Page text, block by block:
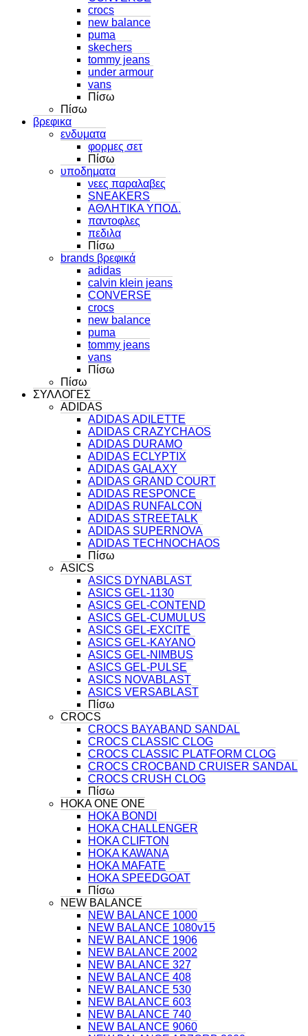
crocs
new balance
puma
skechers
tommy jeans
under armour
vans
Πίσω
Πίσω
βρεφικα
ενδυματα
φορμες σετ
Πίσω
υποδηματα
νεες παραλαβες
SNEAKERS
ΑΘΛΗΤΙΚΑ ΥΠΟΔ.
παντοφλες
πεδιλα
Πίσω
brands βρεφικά
adidas
calvin klein jeans
CONVERSE
crocs
new balance
puma
tommy jeans
vans
Πίσω
Πίσω
ΣΥΛΛΟΓΕΣ
ADIDAS
ADIDAS ADILETTE
ADIDAS CRAZYCHAOS
ADIDAS DURAMO
ADIDAS ECLYPTIX
ADIDAS GALAXY
ADIDAS GRAND COURT
ADIDAS RESPONCE
ADIDAS RUNFALCON
ADIDAS STREETALK
ADIDAS SUPERNOVA
ADIDAS TECHNOCHAOS
Πίσω
ASICS
ASICS DYNABLAST
ASICS GEL-1130
ASICS GEL-CONTEND
ASICS GEL-CUMULUS
ASICS GEL-EXCITE
ASICS GEL-KAYANO
ASICS GEL-NIMBUS
ASICS GEL-PULSE
ASICS NOVABLAST
ASICS VERSABLAST
Πίσω
CROCS
CROCS BAYABAND SANDAL
CROCS CLASSIC CLOG
CROCS CLASSIC PLATFORM CLOG
CROCS CROCBAND CRUISER SANDAL
CROCS CRUSH CLOG
Πίσω
HOKA ONE ONE
HOKA BONDI
HOKA CHALLENGER
HOKA CLIFTON
HOKA KAWANA
HOKA MAFATE
HOKA SPEEDGOAT
Πίσω
NEW BALANCE
NEW BALANCE 1000
NEW BALANCE 1080v15
NEW BALANCE 1906
NEW BALANCE 2002
NEW BALANCE 327
NEW BALANCE 408
NEW BALANCE 530
NEW BALANCE 603
NEW BALANCE 740
NEW BALANCE 9060